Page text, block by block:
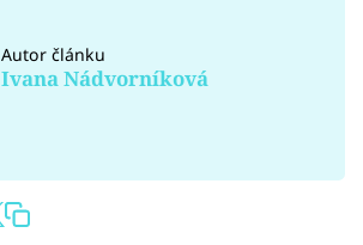
Autor článku
Ivana Nádvorníková